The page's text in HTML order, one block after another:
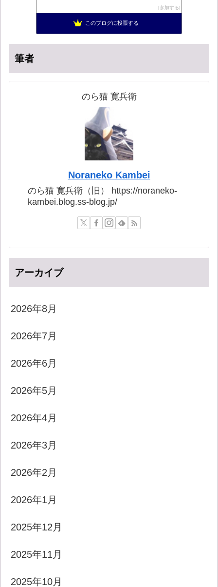
新！脱「愛国カルト」のススメ
参加する
このブログに投票する
筆者
のら猫 寛兵衛
Noraneko Kambei
のら猫 寛兵衛（旧） https://noraneko-
kambei.blog.ss-blog.jp/
アーカイブ
2026年8月
2026年7月
2026年6月
2026年5月
2026年4月
2026年3月
2026年2月
2026年1月
2025年12月
2025年11月
2025年10月